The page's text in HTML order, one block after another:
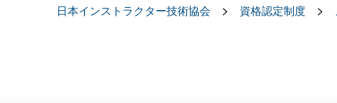
日本インストラクター技術協会 > 資格認定制度 >